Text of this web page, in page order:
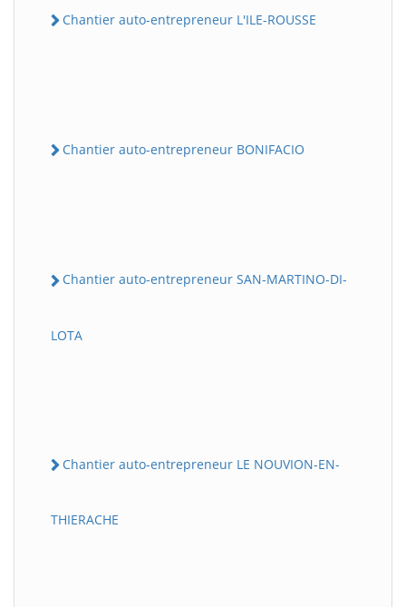
Chantier auto-entrepreneur L'ILE-ROUSSE
Chantier auto-entrepreneur BONIFACIO
Chantier auto-entrepreneur SAN-MARTINO-DI-
LOTA
Chantier auto-entrepreneur LE NOUVION-EN-
THIERACHE